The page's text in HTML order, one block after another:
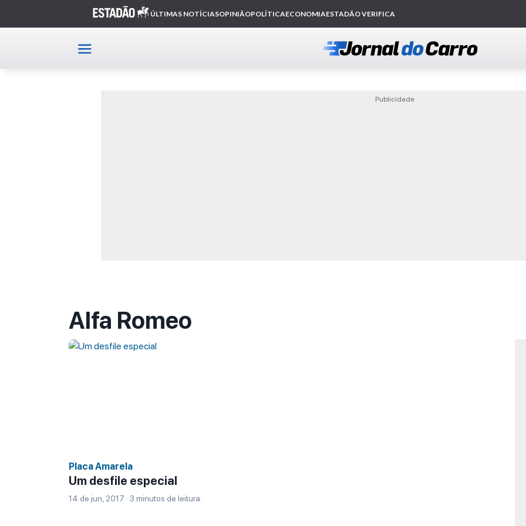
Home
Publicidade
Alfa Romeo
Placa Amarela
Um desfile especial
14 de jun, 2017 · 3 minutos de leitura.